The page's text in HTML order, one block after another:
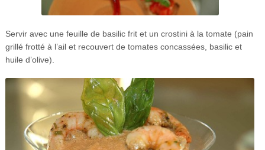
Servir avec une feuille de basilic frit et un crostini à la tomate (pain
grillé frotté à l’ail et recouvert de tomates concassées, basilic et
huile d’olive).